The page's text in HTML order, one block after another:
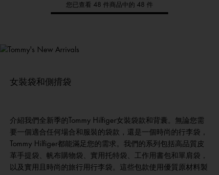
您已查看 48 件商品中的 48 件
女裝袋和側揹袋
介紹我們全新季的Tommy Hilfiger女裝袋款和背囊。無論您需
要一個適合任何場合和服裝的袋款，還是一個時尚的行李袋，
Tommy Hilfiger都能滿足您的需求。我們的系列包括高品質皮
革手提袋、帆布購物袋、實用托特袋、工作用書包和單肩袋，
以及實用且時尚的旅行用行李袋。這些包款使用優質原材料製